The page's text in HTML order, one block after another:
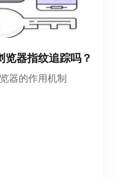
器指纹追踪吗？
器的作用机制